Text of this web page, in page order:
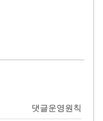
댓글운영원칙